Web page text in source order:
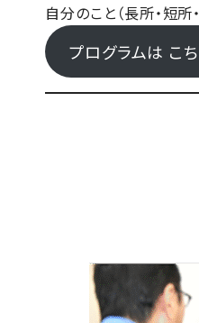
自分のこと（長所・短
プログラムは こ